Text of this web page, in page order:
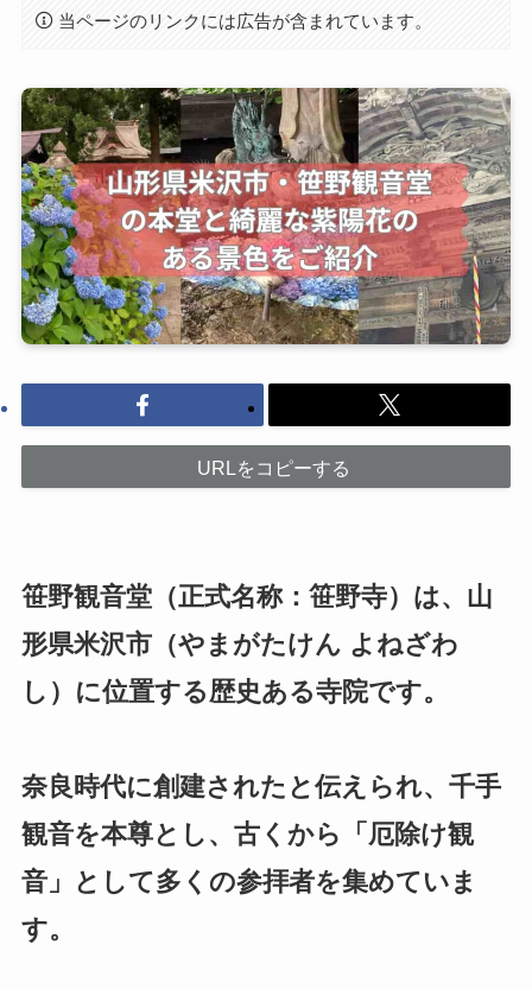
当ページのリンクには広告が含まれています。
URLをコピーする
笹野観音堂（正式名称：笹野寺）は、山
形県米沢市（やまがたけん よねざわ
し）に位置する歴史ある寺院です。
奈良時代に創建されたと伝えられ、千手
観音を本尊とし、古くから「厄除け観
音」として多くの参拝者を集めていま
す。